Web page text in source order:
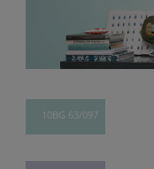
10BG 63/097